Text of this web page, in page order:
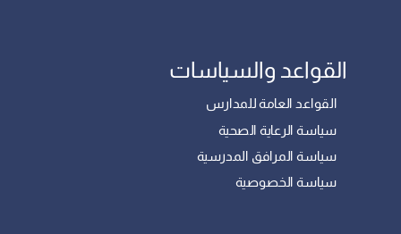
القواعد والسياسات
القواعد العامة للمدارس
سياسة الرعاية الصحية
سياسة المرافق المدرسية
سياسة الخصوصية